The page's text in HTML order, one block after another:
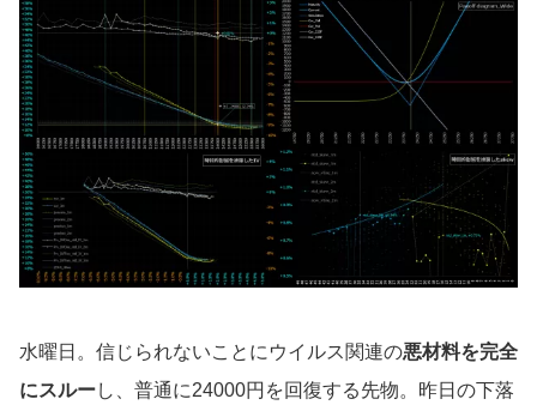
水曜日。信じられないことにウイルス関連の悪材料を完全
にスルーし、普通に24000円を回復する先物。昨日の下落